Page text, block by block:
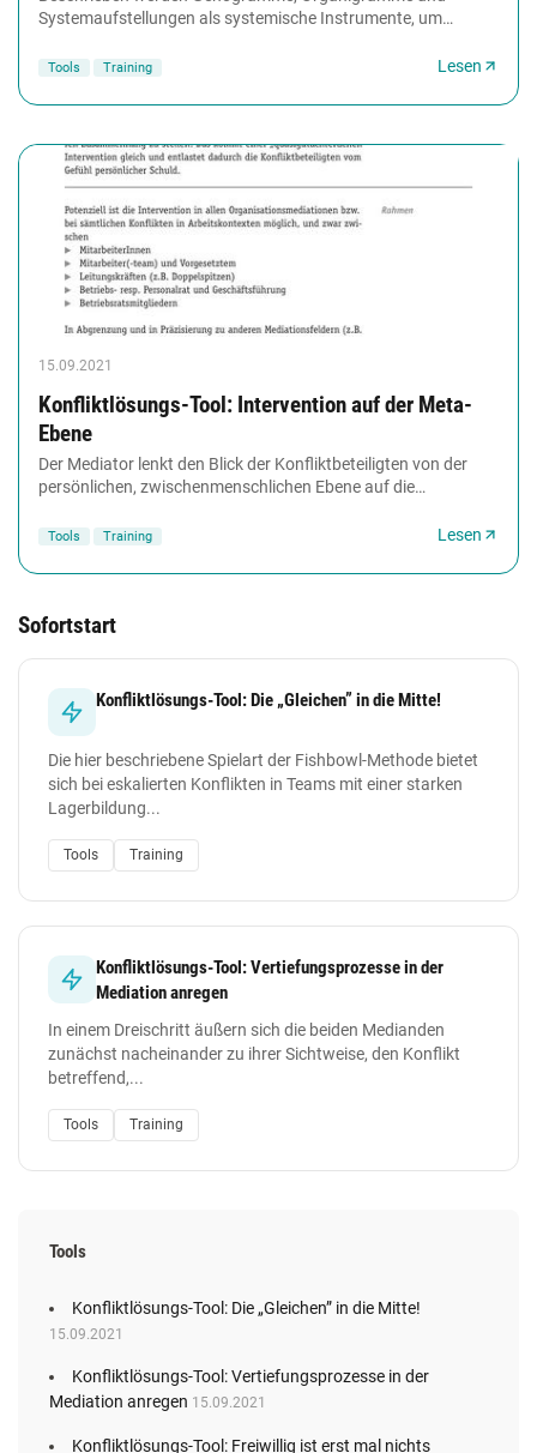
Systemaufstellungen als systemische Instrumente, um
Tools Training Lesen
15.09.2021
Konfliktlösungs-Tool: Intervention auf der Meta-
Ebene
Der Mediator lenkt den Blick der Konfliktbeteiligten von der
persönlichen, zwischenmenschlichen Ebene auf die
Tools Training Lesen
Sofortstart
Konfliktlösungs-Tool: Die „Gleichen” in die Mitte!
Die hier beschriebene Spielart der Fishbowl-Methode bietet
sich bei eskalierten Konflikten in Teams mit einer starken
Lagerbildung...
Tools Training
Konfliktlösungs-Tool: Vertiefungsprozesse in der
Mediation anregen
In einem Dreischritt äußern sich die beiden Medianden
zunächst nacheinander zu ihrer Sichtweise, den Konflikt
betreffend,...
Tools Training
Tools
Konfliktlösungs-Tool: Die „Gleichen” in die Mitte!
15.09.2021
Konfliktlösungs-Tool: Vertiefungsprozesse in der
Mediation anregen 15.09.2021
Konfliktlösungs-Tool: Freiwillig ist erst mal nichts